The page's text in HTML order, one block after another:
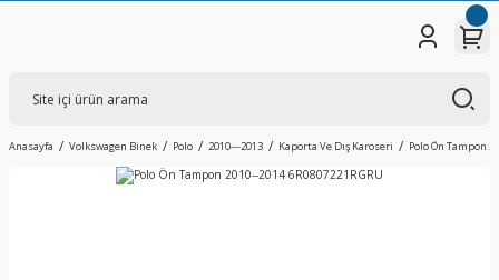
Anasayfa Volkswagen Binek Polo 2010---2013 Kaporta Ve Dış Karoseri Polo Ön Tampon